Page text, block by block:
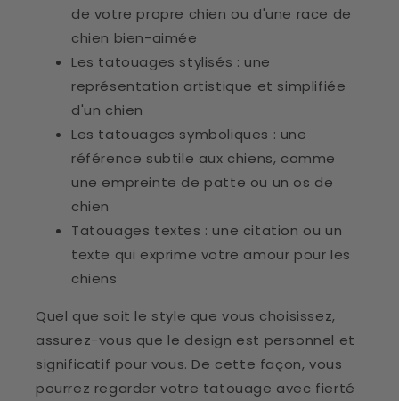
de votre propre chien ou d'une race de
chien bien-aimée
Les tatouages ​​stylisés : une
représentation artistique et simplifiée
d'un chien
Les tatouages ​​symboliques : une
référence subtile aux chiens, comme
une empreinte de patte ou un os de
chien
Tatouages ​​​​textes : une citation ou un
texte qui exprime votre amour pour les
chiens
Quel que soit le style que vous choisissez,
assurez-vous que le design est personnel et
significatif pour vous. De cette façon, vous
pourrez regarder votre tatouage avec fierté